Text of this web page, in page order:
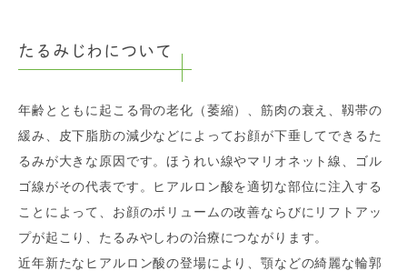
たるみじわについて
年齢とともに起こる骨の老化（萎縮）、筋肉の衰え、靱帯の
緩み、皮下脂肪の減少などによってお顔が下垂してできるた
るみが大きな原因です。ほうれい線やマリオネット線、ゴル
ゴ線がその代表です。ヒアルロン酸を適切な部位に注入する
ことによって、お顔のボリュームの改善ならびにリフトアッ
プが起こり、たるみやしわの治療につながります。
近年新たなヒアルロン酸の登場により、顎などの綺麗な輪郭